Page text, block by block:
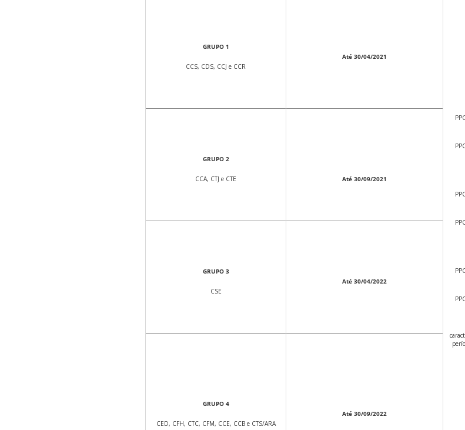
GRUPO 1
CCS, CDS, CCJ e CCR
Até 30/04/2021
GRUPO 2
CCA, CTJ e CTE Até 30/09/2021
GRUPO 3
CSE
Até 30/04/2022
GRUPO 4
CED, CFH, CTC, CFM, CCE, CCB e CTS/ARA
Até 30/09/2022